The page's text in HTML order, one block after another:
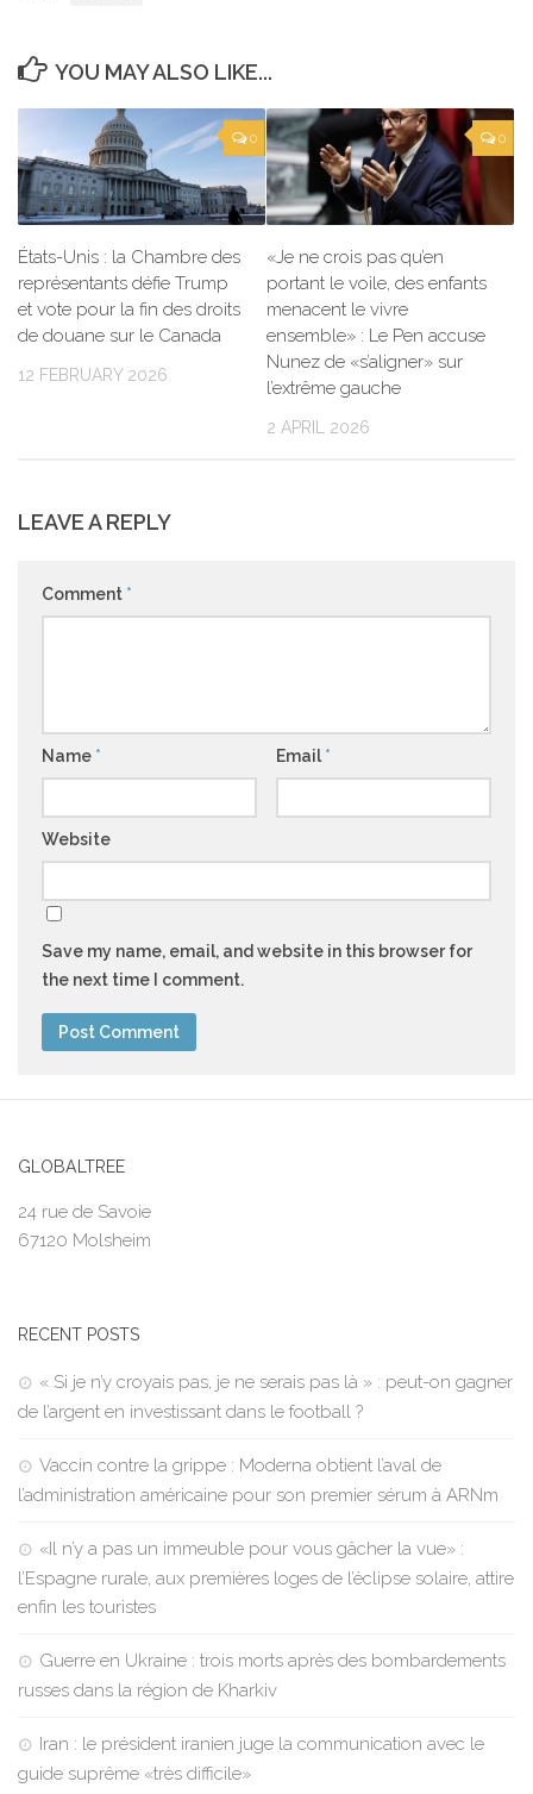
YOU MAY ALSO LIKE...
0
États-Unis : la Chambre des
représentants défie Trump
et vote pour la fin des droits
de douane sur le Canada
12 FEBRUARY 2026
0
«Je ne crois pas qu’en
portant le voile, des enfants
menacent le vivre
ensemble» : Le Pen accuse
Nunez de «s’aligner» sur
l’extrême gauche
2 APRIL 2026
LEAVE A REPLY
Comment *
Name * Email *
Website
Save my name, email, and website in this browser for
the next time I comment.
GLOBALTREE
24 rue de Savoie
67120 Molsheim
RECENT POSTS
« Si je n’y croyais pas, je ne serais pas là » : peut-on gagner
de l’argent en investissant dans le football ?
Vaccin contre la grippe : Moderna obtient l’aval de
l’administration américaine pour son premier sérum à ARNm
«Il n’y a pas un immeuble pour vous gâcher la vue» :
l’Espagne rurale, aux premières loges de l’éclipse solaire, attire
enfin les touristes
Guerre en Ukraine : trois morts après des bombardements
russes dans la région de Kharkiv
Iran : le président iranien juge la communication avec le
guide suprême «très difficile»